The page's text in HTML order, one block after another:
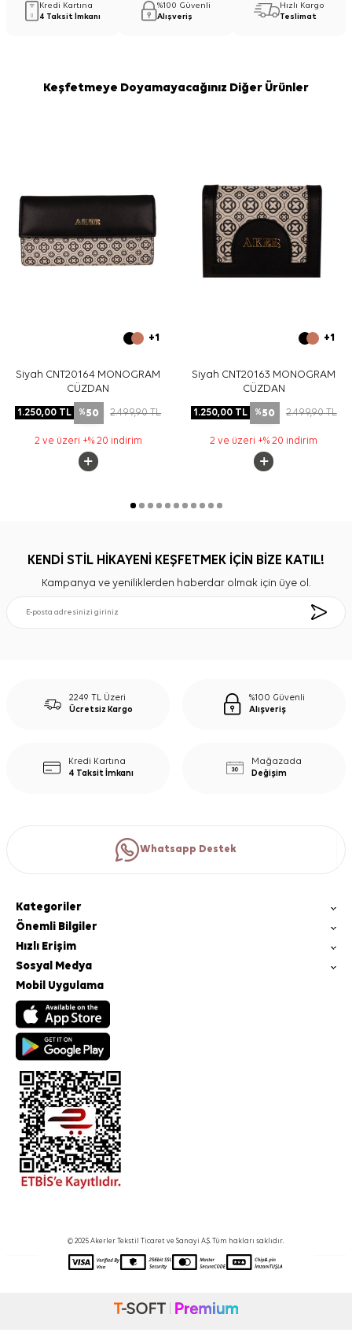
Kredi Kartına
4 Taksit İmkanı
%100 Güvenli
Alışveriş
Hızlı Kargo
Teslimat
Keşfetmeye Doyamayacağınız Diğer Ürünler
+1
Siyah CNT20164 MONOGRAM
CÜZDAN
1.250,00 TL %50 2.499,90TL
2 ve üzeri +% 20 indirim
+1
Siyah CNT20163 MONOGRAM
CÜZDAN
1.250,00TL %50 2.499,90TL
2 ve üzeri +% 20 indirim
KENDİ STİL HİKAYENİ KEŞFETMEK İÇİN BİZE KATIL!
Kampanya ve yeniliklerden haberdar olmak için üye ol.
2249 TL Üzeri
Ücretsiz Kargo
%100 Güvenli
Alışveriş
Kredi Kartına
4 Taksit İmkanı
Mağazada
Değişim
Whatsapp Destek
Kategoriler
Önemli Bilgiler
Hızlı Erişim
Sosyal Medya
Mobil Uygulama
© 2025 Akerler Tekstil Ticaret ve Sanayi A.Ş. Tüm hakları saklıdır.